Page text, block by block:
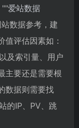
""爱站数据
数据参考，建
值评估因素如：
及索引量、用户
主要还是需要根
数据则需要找
的IP、PV、跳